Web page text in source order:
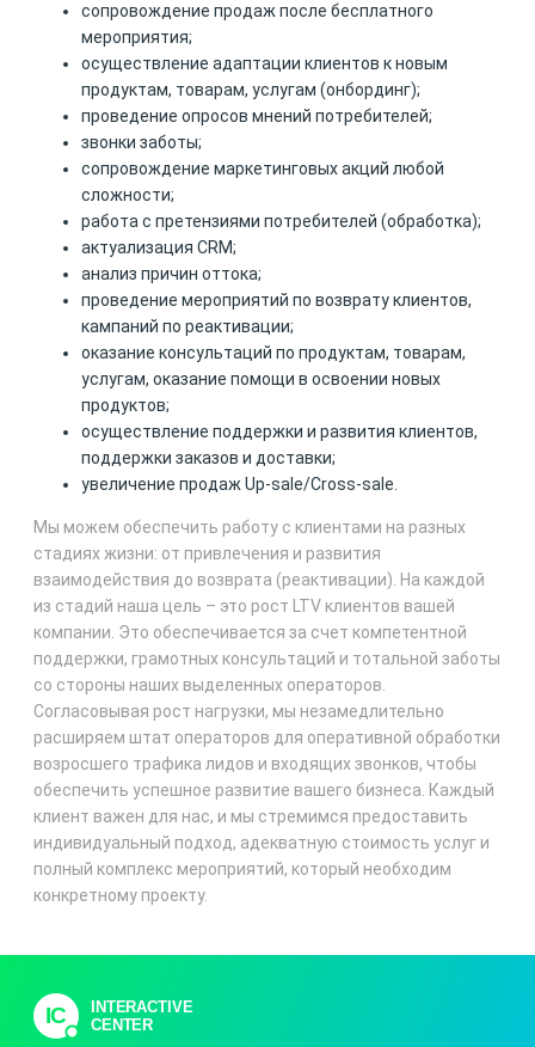
сопровождение продаж после бесплатного
мероприятия;
осуществление адаптации клиентов к новым
продуктам, товарам, услугам (онбординг);
проведение опросов мнений потребителей;
звонки заботы;
сопровождение маркетинговых акций любой
сложности;
работа с претензиями потребителей (обработка);
актуализация CRM;
анализ причин оттока;
проведение мероприятий по возврату клиентов,
кампаний по реактивации;
оказание консультаций по продуктам, товарам,
услугам, оказание помощи в освоении новых
продуктов;
осуществление поддержки и развития клиентов,
поддержки заказов и доставки;
увеличение продаж Up-sale/Cross-sale.
Мы можем обеспечить работу с клиентами на разных
стадиях жизни: от привлечения и развития
взаимодействия до возврата (реактивации). На каждой
из стадий наша цель – это рост LTV клиентов вашей
компании. Это обеспечивается за счет компетентной
поддержки, грамотных консультаций и тотальной заботы
со стороны наших выделенных операторов.
Согласовывая рост нагрузки, мы незамедлительно
расширяем штат операторов для оперативной обработки
возросшего трафика лидов и входящих звонков, чтобы
обеспечить успешное развитие вашего бизнеса. Каждый
клиент важен для нас, и мы стремимся предоставить
индивидуальный подход, адекватную стоимость услуг и
полный комплекс мероприятий, который необходим
конкретному проекту.
IC
INTERACTIVE
CENTER